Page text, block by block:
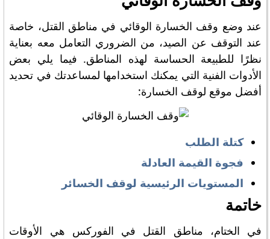
عند وضع وقف الخسارة الوقائي في مناطق القتل، خاصة
عند التوقف عن الصيد، من الضروري التعامل معه بعناية
نظرًا للطبيعة الحساسة لهذه المناطق. فيما يلي بعض
الأدوات الفنية التي يمكنك استخدامها لمساعدتك في تحديد
أفضل موقع لوقف الخسارة:
كتلة الطلب
فجوة القيمة العادلة
المستويات الرئيسية لوقف الخسائر
خاتمة
في الختام، مناطق القتل في الفوركس هي الأوقات